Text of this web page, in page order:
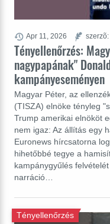
Tényellenőrzés:
nagypapának"
kampányeseményen
Magyar Péter, az
(TISZA) elnöke tényleg
Trump amerikai elnököt
nem igaz: Az állítás egy
Euronews hírcsatorna
hihetőbbé tegye a
kampánygyűlés
narráció…
Apr 11, 2026
Tényellenőrzés